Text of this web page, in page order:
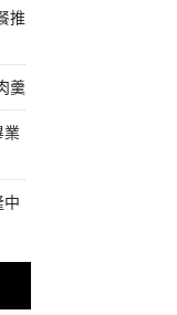
推
羹
業
中